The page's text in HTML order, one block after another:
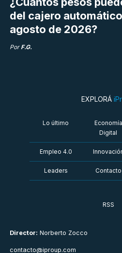
del cajero
agosto de 2026?
Por F.G.
Director: Norberto Zocco
contacto@iproup.com
EXPLORÁ
Lo último
Economía
Digital
Empleo 4.0
Leaders Contacto
RSS